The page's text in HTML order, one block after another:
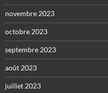
novembre 2023
octobre 2023
septembre 2023
août 2023
juillet 2023